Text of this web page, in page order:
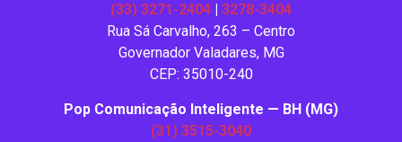
(33) 3271-2404
3278-3404
Rua Sá Carvalho, 263 – Centro
Governador Valadares, MG
CEP: 35010-240
Pop Comunicação Inteligente — BH (MG)
(31) 3515-3040